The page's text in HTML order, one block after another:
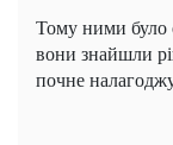
Тому ними було
вони знайшли
почне